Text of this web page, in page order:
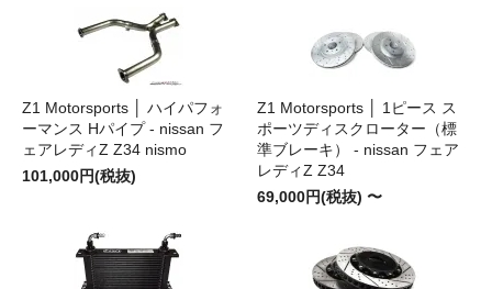
Z1 Motorsports │ ハイパフォ
ーマンス Hパイプ - nissan フ
ェアレディZ Z34 nismo
101,000円(税抜)
Z1 Motorsports │ 1ピース ス
ポーツディスクローター（標
準ブレーキ） - nissan フェア
レディZ Z34
69,000円(税抜) 〜